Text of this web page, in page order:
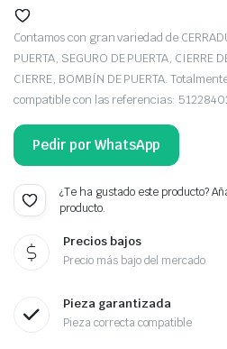
Contamos con gran variedad de
PUERTA, SEGURO DE PUERTA, CIERRE
CIERRE, BOMBÍN DE PUERTA.
compatible con las referencias:
Pedir por WhatsApp
¿Te ha gustado este producto?
producto.
Precios bajos
Precio más bajo del mercado
Pieza garantizada
Pieza correcta compatible